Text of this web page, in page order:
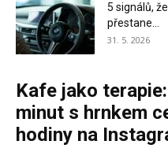
5 signálů,
přestane...
31. 5. 2026
Kafe jako
minut s hrnkem
hodiny na